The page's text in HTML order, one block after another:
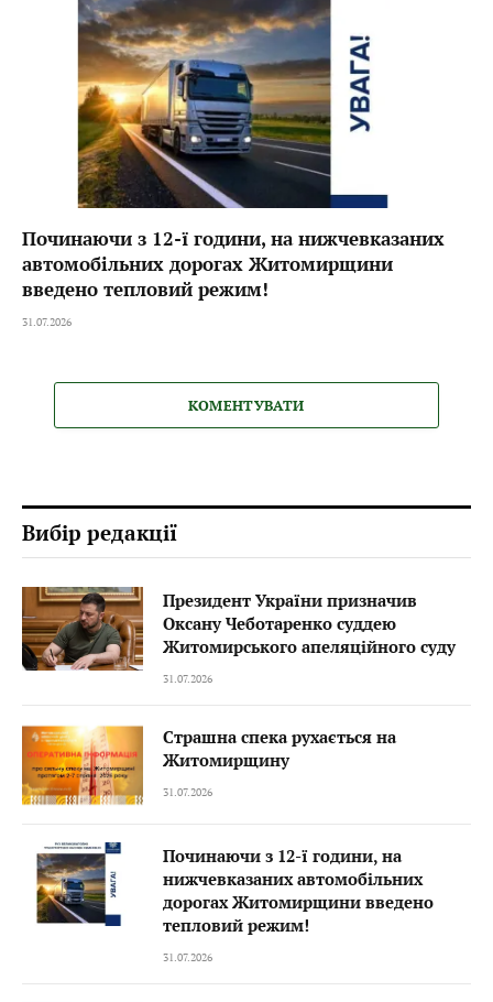
Починаючи з 12-ї години, на нижчевказаних
автомобільних дорогах Житомирщини
введено тепловий режим!
31.07.2026
КОМЕНТУВАТИ
Вибір редакції
Президент України призначив
Оксану Чеботаренко суддею
Житомирського апеляційного суду
31.07.2026
Страшна спека рухається на
Житомирщину
31.07.2026
Починаючи з 12-ї години, на
нижчевказаних автомобільних
дорогах Житомирщини введено
тепловий режим!
31.07.2026